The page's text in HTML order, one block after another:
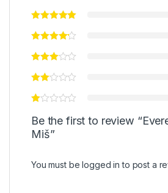
Be the first to review
Miš”
You must belogged in to post a